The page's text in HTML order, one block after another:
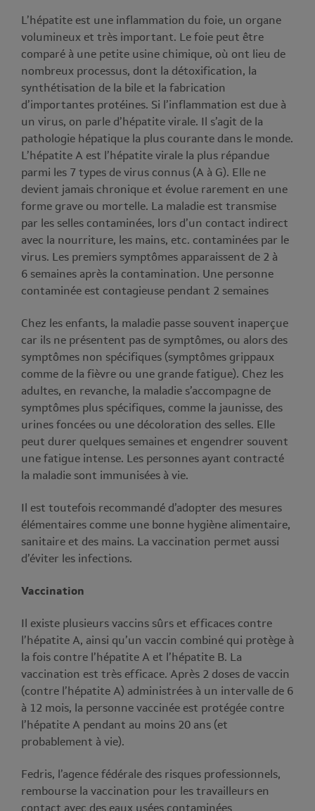
L’hépatite est une inflammation du foie, un organe
volumineux et très important. Le foie peut être
comparé à une petite usine chimique, où ont lieu de
nombreux processus, dont la détoxification, la
synthétisation de la bile et la fabrication
d’importantes protéines. Si l’inflammation est due à
un virus, on parle d’hépatite virale. Il s’agit de la
pathologie hépatique la plus courante dans le monde.
L’hépatite A est l’hépatite virale la plus répandue
parmi les 7 types de virus connus (A à G). Elle ne
devient jamais chronique et évolue rarement en une
forme grave ou mortelle. La maladie est transmise
par les selles contaminées, lors d’un contact indirect
avec la nourriture, les mains, etc. contaminées par le
virus. Les premiers symptômes apparaissent de 2 à
6 semaines après la contamination. Une personne
contaminée est contagieuse pendant 2 semaines
Chez les enfants, la maladie passe souvent inaperçue
car ils ne présentent pas de symptômes, ou alors des
symptômes non spécifiques (symptômes grippaux
comme de la fièvre ou une grande fatigue). Chez les
adultes, en revanche, la maladie s’accompagne de
symptômes plus spécifiques, comme la jaunisse, des
urines foncées ou une décoloration des selles. Elle
peut durer quelques semaines et engendrer souvent
une fatigue intense. Les personnes ayant contracté
la maladie sont immunisées à vie.
Il est toutefois recommandé d’adopter des mesures
élémentaires comme une bonne hygiène alimentaire,
sanitaire et des mains. La vaccination permet aussi
d’éviter les infections.
Vaccination
Il existe plusieurs vaccins sûrs et efficaces contre
l’hépatite A, ainsi qu’un vaccin combiné qui protège à
la fois contre l’hépatite A et l’hépatite B. La
vaccination est très efficace. Après 2 doses de vaccin
(contre l’hépatite A) administrées à un intervalle de 6
à 12 mois, la personne vaccinée est protégée contre
l’hépatite A pendant au moins 20 ans (et
probablement à vie).
Fedris, l’agence fédérale des risques professionnels,
rembourse la vaccination pour les travailleurs en
contact avec des eaux usées contaminées